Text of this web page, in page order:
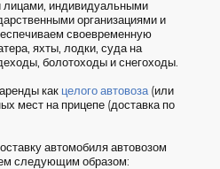
лицами, индивидуальными
организациями и
своевременную
яхты, лодки, суда на
болотоходы и снегоходы.
как целого автовоза(или
мест на прицепе (доставка по
автомобиля автовозом
следующим образом: